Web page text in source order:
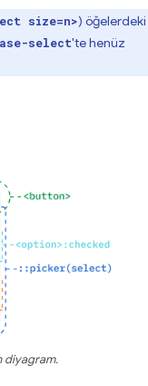
size=n>) öğelerdeki
select'te henüz
diyagram.